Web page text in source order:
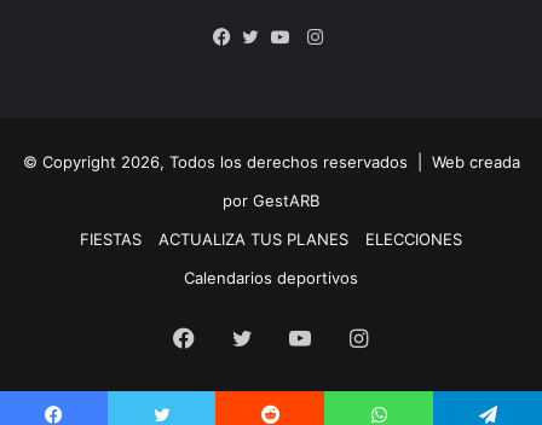
Instagram
© Copyright 2026, Todos los derechos reservados | Web creada
por GestARB
FIESTAS
ACTUALIZA TUS PLANES
ELECCIONES
Calendarios deportivos
Facebook
Twitter YouTubeInstagram